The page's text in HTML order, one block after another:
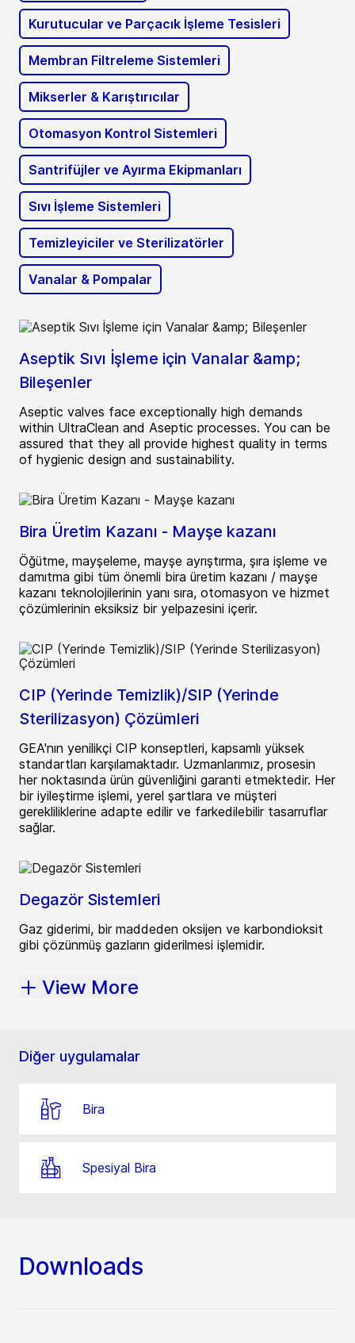
Kurutucular ve Parçacık İşleme Tesisleri
Membran Filtreleme Sistemleri
Mikserler & Karıştırıcılar
Otomasyon Kontrol Sistemleri
Santrifüjler ve Ayırma Ekipmanları
Sıvı İşleme Sistemleri
Temizleyiciler ve Sterilizatörler
Vanalar & Pompalar
Aseptik Sıvı İşleme için Vanalar &amp;
Bileşenler
Aseptic valves face exceptionally high demands
within UltraClean and Aseptic processes. You can be
assured that they all provide highest quality in terms
of hygienic design and sustainability.
Bira Üretim Kazanı - Mayşe kazanı
Öğütme, mayşeleme, mayşe ayrıştırma, şıra işleme ve
damıtma gibi tüm önemli bira üretim kazanı / mayşe
kazanı teknolojilerinin yanı sıra, otomasyon ve hizmet
çözümlerinin eksiksiz bir yelpazesini içerir.
CIP (Yerinde Temizlik)/SIP (Yerinde
Sterilizasyon) Çözümleri
GEA'nın yenilikçi CIP konseptleri, kapsamlı yüksek
standartları karşılamaktadır. Uzmanlarımız, prosesin
her noktasında ürün güvenliğini garanti etmektedir. Her
bir iyileştirme işlemi, yerel şartlara ve müşteri
gerekliliklerine adapte edilir ve farkedilebilir tasarruflar
sağlar.
Degazör Sistemleri
Gaz giderimi, bir maddeden oksijen ve karbondioksit
gibi çözünmüş gazların giderilmesi işlemidir.
View More
Diğer uygulamalar
Bira
Spesiyal Bira
Downloads